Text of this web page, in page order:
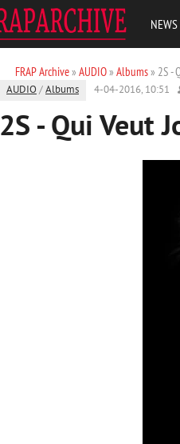
NEWS
FRAP Archive» AUDIO» Albums» 2S -
AUDIO /Albums 4-04-2016, 10:51
2S - Qui Veut